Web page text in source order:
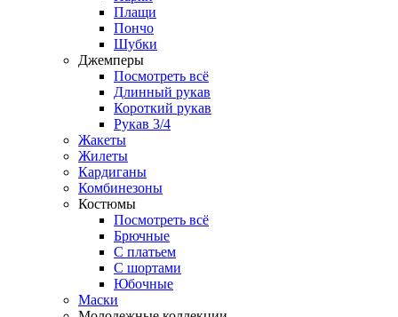
Плащи
Пончо
Шубки
Джемперы
Посмотреть всё
Длинный рукав
Короткий рукав
Рукав 3/4
Жакеты
Жилеты
Кардиганы
Комбинезоны
Костюмы
Посмотреть всё
Брючные
С платьем
С шортами
Юбочные
Маски